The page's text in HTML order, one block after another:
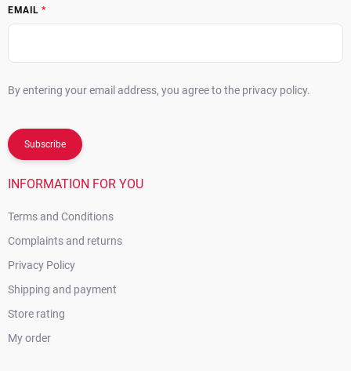
EMAIL
By entering your email address, you agree to the privacy policy.
Subscribe
INFORMATION FOR YOU
Terms and Conditions
Complaints and returns
Privacy Policy
Shipping and payment
Store rating
My order